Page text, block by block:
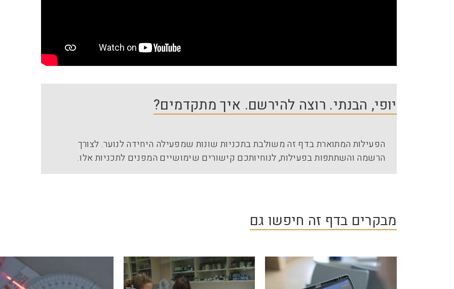
יופי, הבנתי. רוצה להירשם. איך מתקדמים?
הפעילות המתוארת בדף זה משולבת בתכניות שונות שמפעילה היחידה לנוער. לצורך
הרשמה והשתתפות בפעילות, לנוחיותכם קישורים שימושיים המפנים לתכניות אלו.
מבקרים בדף זה חיפשו גם